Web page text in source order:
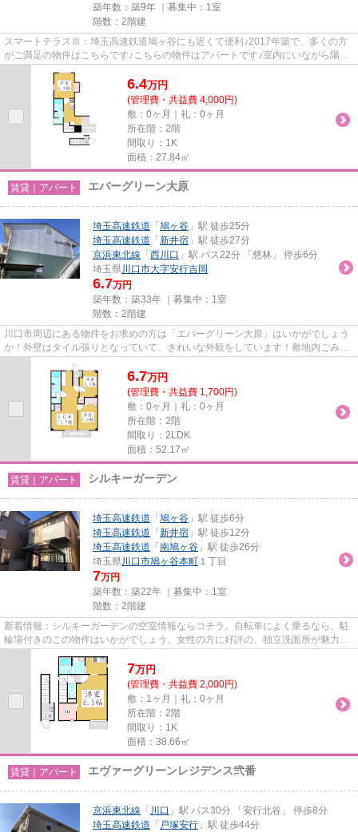
築年数：築9年 ｜募集中： 1室
階数：2階建
スマートテラスⅢ：埼玉高速鉄道鳩ヶ谷にも近くて便利♪2017年築で、多くの方
がご満足の物件はこちらです♪こちらの物件はアパートです♪室内にいながら陽射
6.4万円
(管理費・共益費 4,000円)
敷：0ヶ月｜礼：0ヶ月
所在階：2階
間取り：1K
面積：27.84㎡
賃貸｜アパート エバーグリーン大原
埼玉高速鉄道 「 鳩ヶ谷 」駅 徒歩25分
埼玉高速鉄道 「 新井宿 」駅 徒歩27分
京浜東北線 「 西川口 」駅 バス22分 「慈林」 停歩6分
埼玉県川口市大字安行吉岡
6.7万円
築年数：築33年 ｜募集中： 1室
階数：2階建
川口市周辺にある物件をお求めの方は「エバーグリーン大原」はいかがでしょう
か！外壁はタイル張りとなっていて、きれいな外観をしています！敷地内ごみ置
6.7万円
(管理費・共益費 1,700円)
敷：0ヶ月｜礼：0ヶ月
所在階：2階
間取り：2LDK
面積：52.17㎡
賃貸｜アパート シルキーガーデン
埼玉高速鉄道 「 鳩ヶ谷 」駅 徒歩6分
埼玉高速鉄道 「 新井宿 」駅 徒歩12分
埼玉高速鉄道 「 南鳩ヶ谷 」駅 徒歩26分
埼玉県川口市鳩ヶ谷本町 １丁目
7万円
築年数：築22年 ｜募集中： 1室
階数：2階建
新着情報：シルキーガーデンの空室情報ならコチラ。自転車によく乗るなら、駐
輪場付きのこの物件はいかがでしょう。女性の方に好評の、独立洗面所が魅力的
7万円
(管理費・共益費 2,000円)
敷：1ヶ月｜礼：0ヶ月
所在階：2階
間取り：1K
面積：38.66㎡
賃貸｜アパート エヴァーグリーンレジデンス弐番
京浜東北線 「 川口 」駅 バス30分 「安行北谷」 停歩8分
埼玉高速鉄道 「 戸塚安行 」駅 徒歩44分